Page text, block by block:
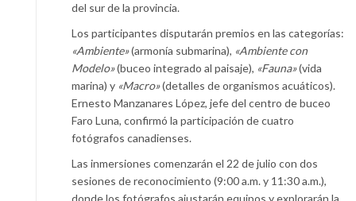
del sur de la provincia.
Los participantes disputarán premios en las categorías:
«Ambiente»(armonía submarina), «Ambiente con
Modelo»(buceo integrado al paisaje), «Fauna»(vida
marina) y «Macro»(detalles de organismos acuáticos).
Ernesto Manzanares López, jefe del centro de buceo
Faro Luna, confirmó la participación de cuatro
fotógrafos canadienses.
Las inmersiones comenzarán el 22 de julio con dos
sesiones de reconocimiento (9:00 a.m. y 11:30 a.m.),